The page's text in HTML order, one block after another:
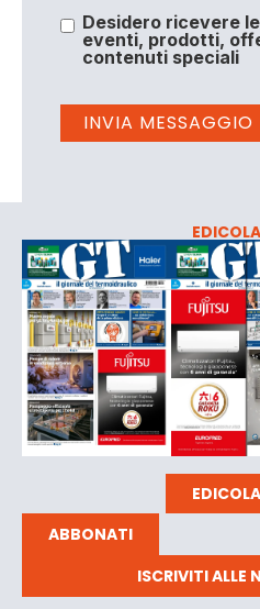
Desidero ricevere
eventi, prodotti,
contenuti speciali
ABBONATI
ISCRIVITI ALLE